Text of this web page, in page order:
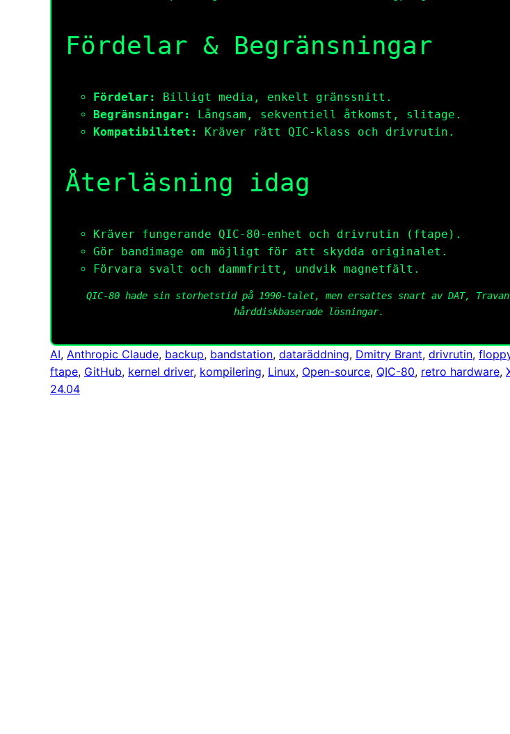
Fördelar & Begränsningar
Fördelar:
Billigt media, enkelt gränssnitt.
Begränsningar:
Långsam, sekventiell åtkomst, slitage.
Kompatibilitet:
Kräver rätt QIC-klass och drivrutin.
Återläsning idag
Kräver fungerande QIC-80-enhet och drivrutin ( ftape ).
Gör bandimage om möjligt för att skydda originalet.
Förvara svalt och dammfritt, undvik magnetfält.
QIC-80 hade sin storhetstid på 1990-talet, men ersattes snart av DAT,
hårddiskbaserade lösningar.
AI, Anthropic Claude, backup, bandstation, dataräddning, Dmitry Brant, drivrutin,
ftape, GitHub, kernel driver, kompilering, Linux, Open-source, QIC-80, retro hardware,
24.04